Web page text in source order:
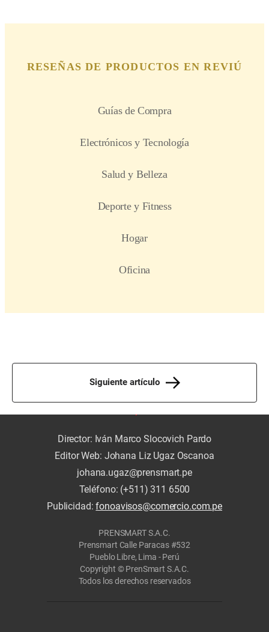
Siguiente artículo
Director: Iván Marco Slocovich Pardo
Editor Web: Johana Liz Ugaz Oscanoa
johana.ugaz@prensmart.pe
Teléfono: (+511) 311 6500
Publicidad:fonoavisos@comercio.com.pe
PRENSMART S.A.C.
Prensmart Calle Paracas #532
Pueblo Libre, Lima - Perú
Copyright © PrenSmart S.A.C.
Todos los derechos reservados